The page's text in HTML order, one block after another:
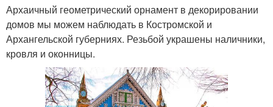
Архаичный геометрический орнамент в декорировании
домов мы можем наблюдать в Костромской и
Архангельской губерниях. Резьбой украшены наличники,
кровля и оконницы.